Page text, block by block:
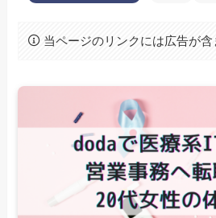
当ページのリンクには広告が含